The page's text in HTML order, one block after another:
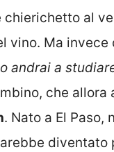
al
vino. Ma
andrai a
che
. Nato a El Paso,
diventato